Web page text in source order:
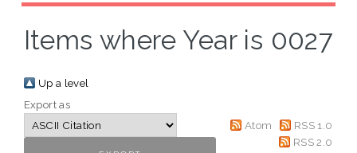
Items where Year is 0027
Up a level
Export as
Atom
RSS 1.0
RSS 2.0